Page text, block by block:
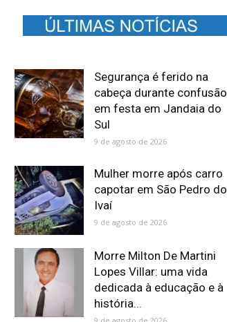
Segurança é ferido na
cabeça durante confusão
em festa em Jandaia do
Sul
9 de agosto de 2026
Mulher morre após carro
capotar em São Pedro do
Ivaí
9 de agosto de 2026
Morre Milton De Martini
Lopes Villar: uma vida
dedicada à educação e à
história...